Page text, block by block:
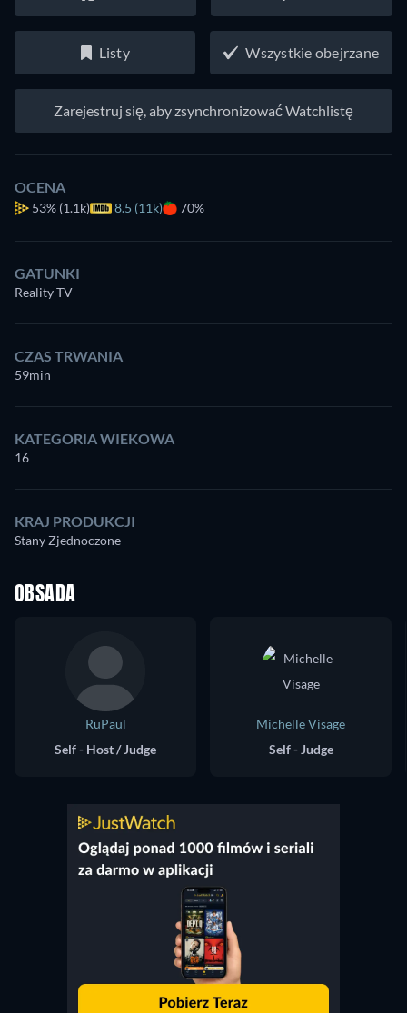
Listy Wszystkie obejrzane
Zarejestruj się, aby zsynchronizować Watchlistę
OCENA
53% (1.1k) 8.5 (11k) 70%
GATUNKI
Reality TV
CZAS TRWANIA
59min
KATEGORIA WIEKOWA
16
KRAJ PRODUKCJI
Stany Zjednoczone
OBSADA
RuPaul
Self - Host / Judge
Michelle Visage
Self - Judge